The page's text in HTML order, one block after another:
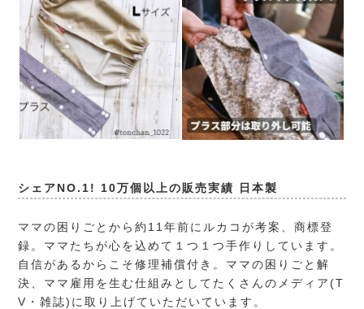
シェアNO.1! 10万個以上の販売実績 日本製
ママの困りごとから約11年前にルカコが考案、商標登
録。ママたちが心を込めて１つ１つ手作りしています。
自信があるからこそ修理補償付き。ママの困りごと解
決、ママ雇用を生む仕組みとしてたくさんのメディア(T
V・雑誌)に取り上げていただいています。